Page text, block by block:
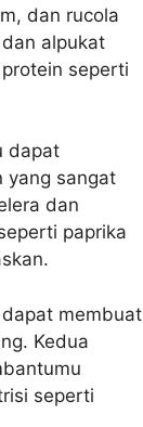
dan rucola
alpukat
seperti
dapat
yang sangat
dan
paprika
membuat
Kedua
seperti